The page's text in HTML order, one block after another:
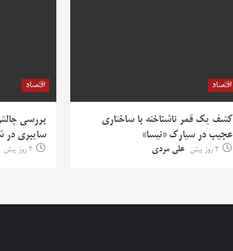
اقتصاد
کشف یک قمر ناشناخته با ساختاری
عجیب در سیارک «نیسا»
2 روز پیش علی مردی
اقتصاد
بررسی
سایبری در
2 روز پیش